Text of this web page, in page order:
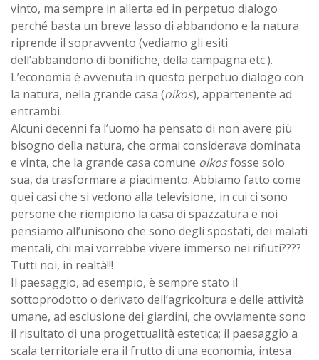
vinto, ma sempre in allerta ed in perpetuo dialogo
perché basta un breve lasso di abbandono e la natura
riprende il sopravvento (vediamo gli esiti
dell’abbandono di bonifiche, della campagna etc.).
L’economia è avvenuta in questo perpetuo dialogo con
la natura, nella grande casa (oikos), appartenente ad
entrambi.
Alcuni decenni fa l’uomo ha pensato di non avere più
bisogno della natura, che ormai considerava dominata
e vinta, che la grande casa comune oikosfosse solo
sua, da trasformare a piacimento. Abbiamo fatto come
quei casi che si vedono alla televisione, in cui ci sono
persone che riempiono la casa di spazzatura e noi
pensiamo all’unisono che sono degli spostati, dei malati
mentali, chi mai vorrebbe vivere immerso nei rifiuti????
Tutti noi, in realtà!!!
Il paesaggio, ad esempio, è sempre stato il
sottoprodotto o derivato dell’agricoltura e delle attività
umane, ad esclusione dei giardini, che ovviamente sono
il risultato di una progettualità estetica; il paesaggio a
scala territoriale era il frutto di una economia, intesa